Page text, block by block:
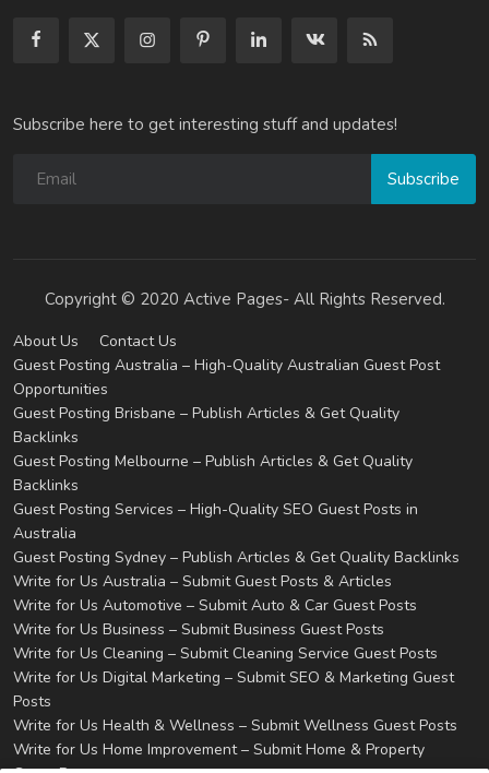
Subscribe here to get interesting stuff and updates!
Subscribe
Copyright © 2020 Active Pages- All Rights Reserved.
About Us
Contact Us
Guest Posting Australia – High-Quality Australian Guest Post
Opportunities
Guest Posting Brisbane – Publish Articles & Get Quality
Backlinks
Guest Posting Melbourne – Publish Articles & Get Quality
Backlinks
Guest Posting Services – High-Quality SEO Guest Posts in
Australia
Guest Posting Sydney – Publish Articles & Get Quality Backlinks
Write for Us Australia – Submit Guest Posts & Articles
Write for Us Automotive – Submit Auto & Car Guest Posts
Write for Us Business – Submit Business Guest Posts
Write for Us Cleaning – Submit Cleaning Service Guest Posts
Write for Us Digital Marketing – Submit SEO & Marketing Guest
Posts
Write for Us Health & Wellness – Submit Wellness Guest Posts
Write for Us Home Improvement – Submit Home & Property